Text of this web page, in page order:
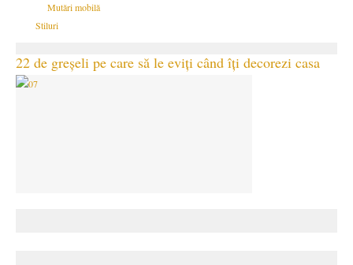
Mutări mobilă
Stiluri
22 de greșeli pe care să le eviți când îți decorezi casa